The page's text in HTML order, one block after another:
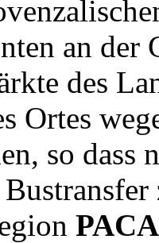
an der
des
Ortes
so dass